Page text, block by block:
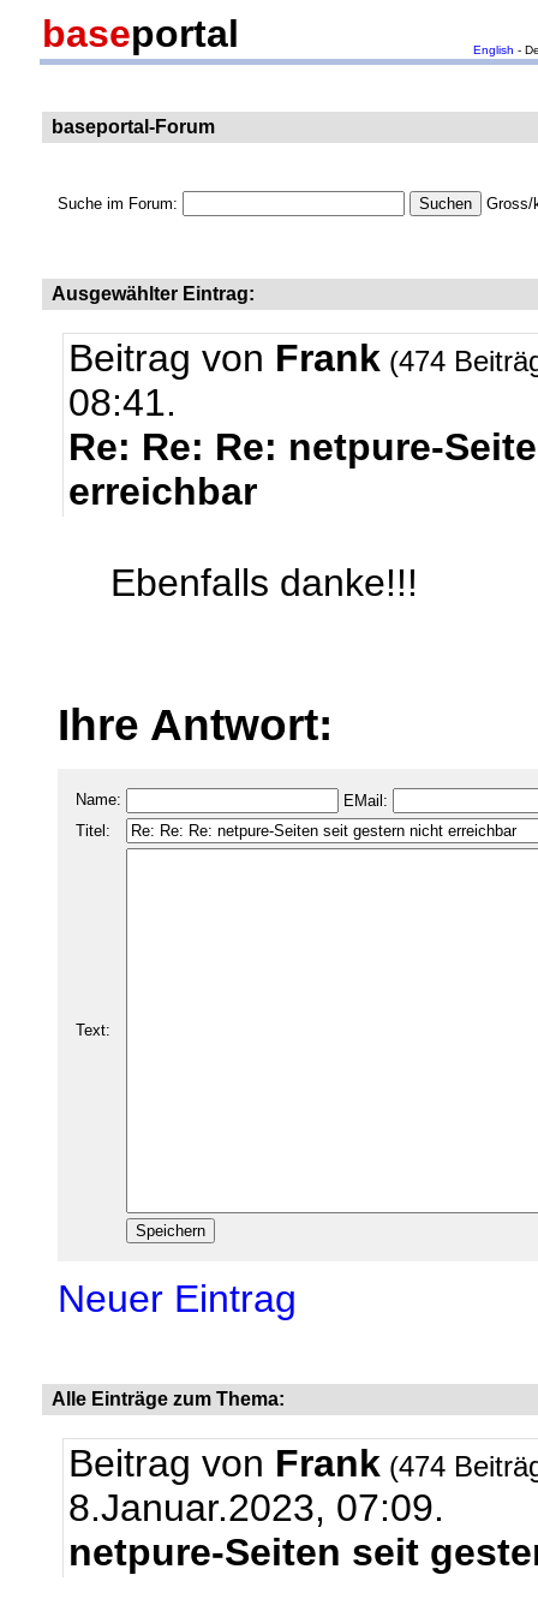
baseportal English -
baseportal-Forum
Suche im Forum: Gross/
Ausgewählter Eintrag:
Beitrag von Frank (474
08:41.
Re: Re: Re: netpure-
erreichbar
Ebenfalls danke!!!
Ihre Antwort:
Name:
EMail:
Titel:
Text:
Neuer Eintrag
Alle Einträge zum Thema:
Beitrag von Frank (474
8.Januar.2023, 07:09.
netpure-Seiten seit